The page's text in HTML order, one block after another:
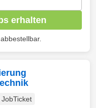
erhalten
JobTicket